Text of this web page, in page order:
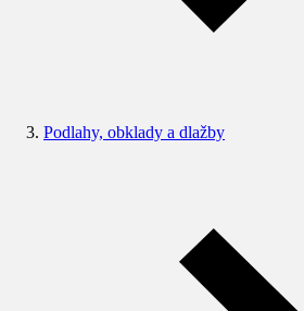
Podlahy, obklady a dlažby